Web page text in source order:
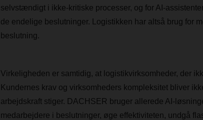
selvstændigt i ikke-kritiske processer, og for AI-
de endelige beslutninger. Logistikken har altså brug for
beslutning.
Virkeligheden er samtidig, at logistikvirksomheder, der
Kundernes krav og virksomheders kompleksitet bliver
arbejdskraft stiger. DACHSER bruger allerede AI-
medarbejdere i beslutninger, øge effektiviteten, undgå